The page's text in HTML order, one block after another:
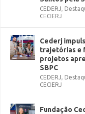
CEDERJ,
CECIERJ
Cederj
trajetórias e
projetos
SBPC
CEDERJ,
CECIERJ
Fundação